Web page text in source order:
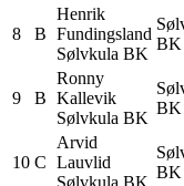
8 B
Henrik
Fundingsland
Sølvkula BK
BK
9 B
Ronny
Kallevik
Sølvkula BK
BK
10 C
Arvid
Lauvlid
Sølvkula BK
BK